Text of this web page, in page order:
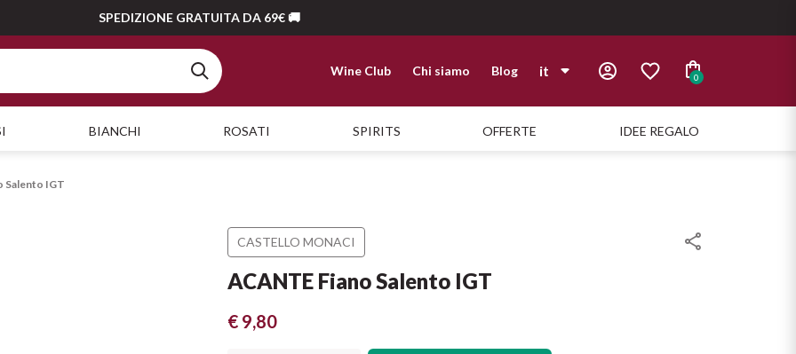
SPEDIZIONE GRATUITA DA 69€ 🚚
Wine Club Chi siamo Blog it 0
BIANCHI ROSATI SPIRITS OFFERTE IDEE REGALO
Salento IGT
CASTELLO MONACI
ACANTE Fiano Salento IGT
€ 9,80